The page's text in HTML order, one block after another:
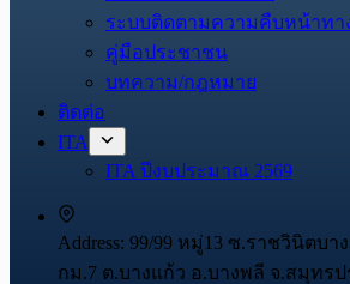
ระบบติดตามความคืบหน้าทา
คู่มือประชาชน
บทความ/กฎหมาย
ติดต่อ
ITA
ITA ปีงบประมาณ 2569
Address: 99/99 หมู่13 ซ.ราชวินิตบา
กม.7 ต.บางแก้ว อ.บางพลี จ.สมุทรป